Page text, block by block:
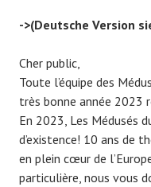
->(Deutsche Version
Cher public,
Toute l’équipe des
très bonne année 2023
En 2023, Les Médusés
d’existence! 10 ans de
en plein cœur de
particulière, nous vous